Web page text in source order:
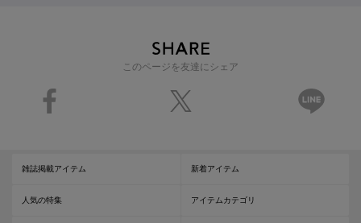
このページを友達にシェア
雑誌掲載アイテム 新着アイテム
人気の特集 アイテムカテゴリ